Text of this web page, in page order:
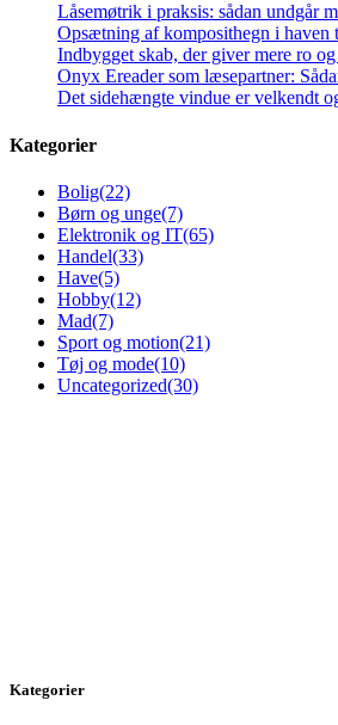
Låsemøtrik i praksis: sådan undgår
Opsætning af komposithegn i haven
Indbygget skab, der giver mere ro
Onyx Ereader som læsepartner:
Det sidehængte vindue er velkendt
Kategorier
Bolig(22)
Børn og unge(7)
Elektronik og IT(65)
Handel(33)
Have(5)
Hobby(12)
Mad(7)
Sport og motion(21)
Tøj og mode(10)
Uncategorized(30)
Kategorier